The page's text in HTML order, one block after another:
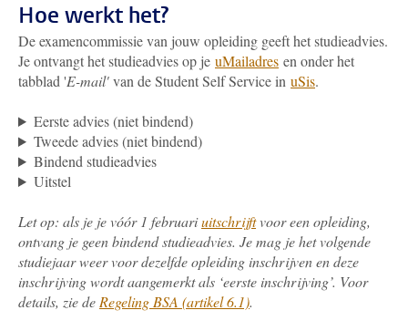
Hoe werkt het?
De examencommissie van jouw opleiding geeft het studieadvies.
Je ontvangt het studieadvies op je uMailadres en onder het
tabblad 'E-mail'van de Student Self Service in uSis.
Eerste advies (niet bindend)
Tweede advies (niet bindend)
Bindend studieadvies
Uitstel
Let op: als je je vóór 1 februariuitschrijftvoor een opleiding,
ontvang je geen bindend studieadvies. Je mag je het volgende
studiejaar weer voor dezelfde opleiding inschrijven en deze
inschrijving wordt aangemerkt als ‘eerste inschrijving’. Voor
details, zie de Regeling BSA (artikel 6.1).